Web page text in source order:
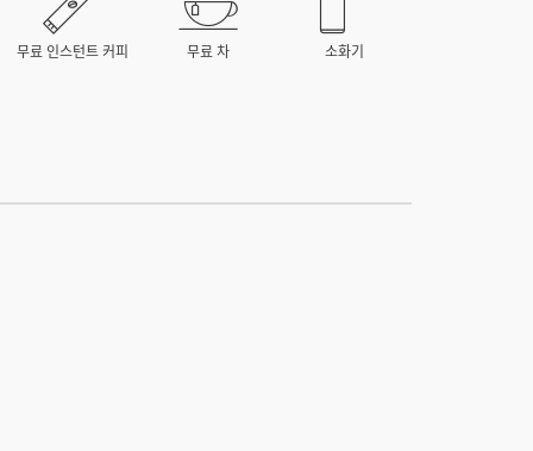
무료 인스턴트 커피 무료 차 소화기